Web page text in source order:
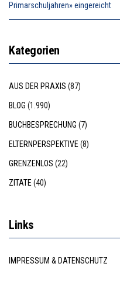
Primarschuljahren» eingereicht
Kategorien
AUS DER PRAXIS (87)
BLOG (1.990)
BUCHBESPRECHUNG (7)
ELTERNPERSPEKTIVE(8)
GRENZENLOS (22)
ZITATE(40)
Links
IMPRESSUM & DATENSCHUTZ